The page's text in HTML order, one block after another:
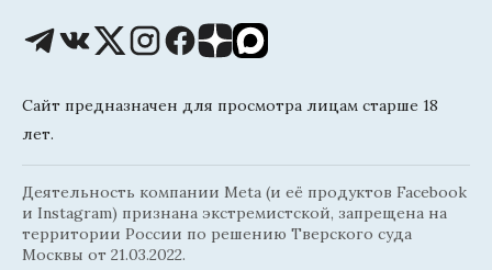
Сайт предназначен для просмотра лицам старше 18
лет.
Деятельность компании Meta (и её продуктов Facebook
и Instagram) признана экстремистской, запрещена на
территории России по решению Тверского суда
Москвы от 21.03.2022.